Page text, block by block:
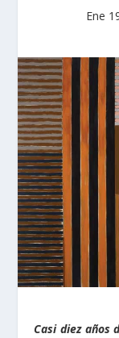
Ene
Casi diez años